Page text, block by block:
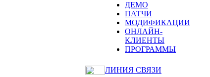
ДЕМО
ПАТЧИ
МОДИФИКАЦИИ
ОНЛАЙН-
КЛИЕНТЫ
ПРОГРАММЫ
ЛИНИЯ СВЯЗИ